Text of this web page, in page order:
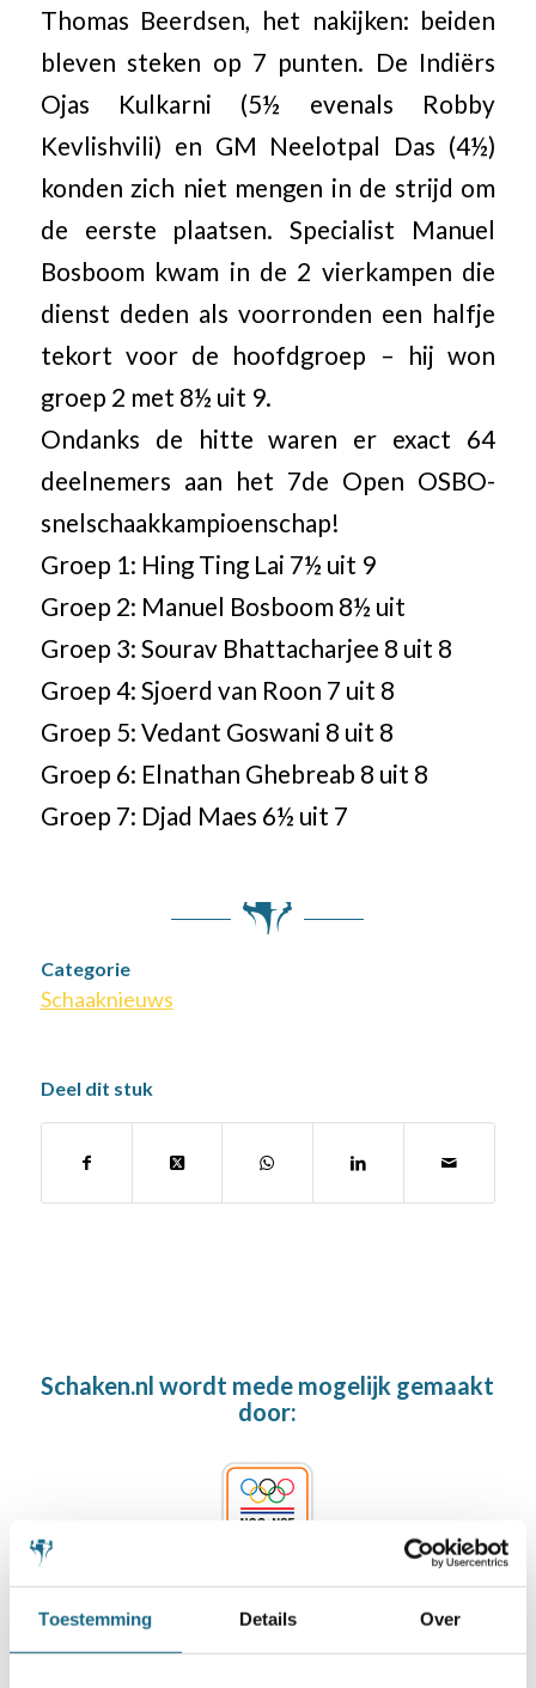
Toestemming Details Over
Thomas Beerdsen, het nakijken: beiden
bleven steken op 7 punten. De Indiërs
Ojas Kulkarni (5½ evenals Robby
Kevlishvili) en GM Neelotpal Das (4½)
konden zich niet mengen in de strijd om
de eerste plaatsen. Specialist Manuel
Bosboom kwam in de 2 vierkampen die
dienst deden als voorronden een halfje
tekort voor de hoofdgroep – hij won
groep 2 met 8½ uit 9.
Ondanks de hitte waren er exact 64
deelnemers aan het 7de Open OSBO-
snelschaakkampioenschap!
Groep 1: Hing Ting Lai 7½ uit 9
Groep 2: Manuel Bosboom 8½ uit
Groep 3: Sourav Bhattacharjee 8 uit 8
Groep 4: Sjoerd van Roon 7 uit 8
Groep 5: Vedant Goswani 8 uit 8
Groep 6: Elnathan Ghebreab 8 uit 8
Groep 7: Djad Maes 6½ uit 7
Categorie
Schaaknieuws
Deel dit stuk
Schaken.nl wordt mede mogelijk gemaakt
door: